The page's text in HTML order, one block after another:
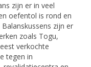
zijn er in veel
oefentol is rond en
zijn er
zoals Togu,
verkochte
tegen in